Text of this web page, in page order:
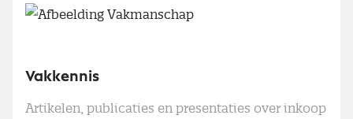
Vakkennis
Artikelen, publicaties en presentaties over inkoop